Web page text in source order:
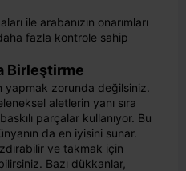
ile arabanızın onarımları
fazla kontrole sahip
Birleştirme
yapmak zorunda değilsiniz.
aletlerin yanı sıra
parçalar kullanıyor. Bu
da en iyisini sunar.
ve takmak için
Bazı dükkanlar,